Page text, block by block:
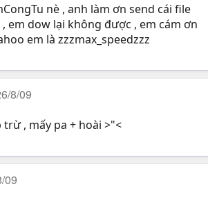
nè , anh làm ơn send cái file
em dow lại không được , em cám ơn
em là zzzmax_speedzzz
8/09
, mấy pa + hoài >"<
09